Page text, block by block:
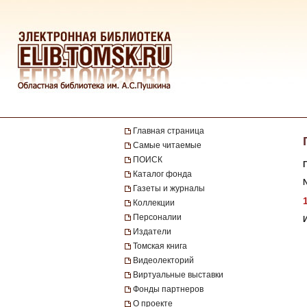
Главная страница
Самые читаемые
ПОИСК
Каталог фонда
Газеты и журналы
Коллекции
Персоналии
Издатели
Томская книга
Видеолекторий
Виртуальные выставки
Фонды партнеров
О проекте